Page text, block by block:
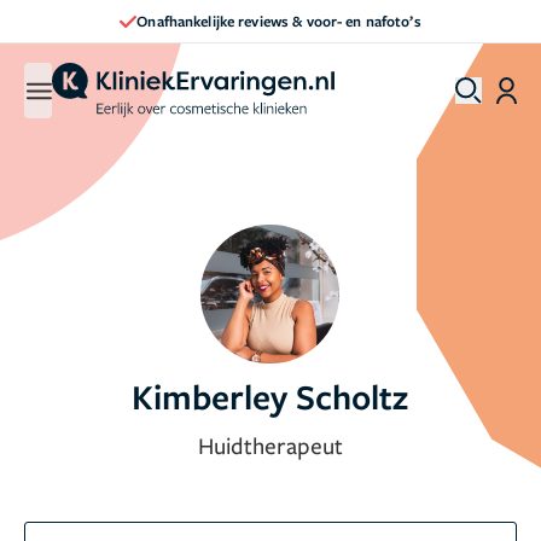
Direct een afspraak maken
Kimberley Scholtz
Huidtherapeut